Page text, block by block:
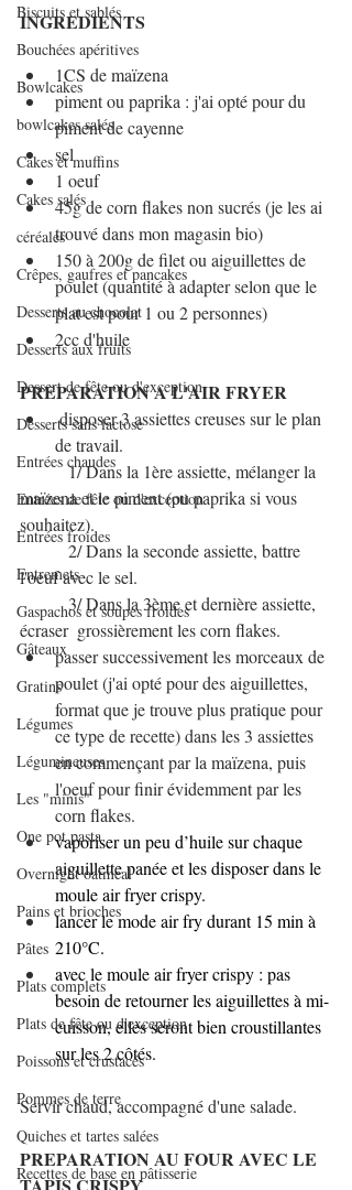
Biscuits et sablés
Bouchées apéritives
Bowlcakes
bowlcakes salés
Cakes et muffins
Cakes salés
céréales
Crêpes, gaufres et pancakes
Desserts au chocolat
Desserts aux fruits
Dessert de fête ou d'exception
Desserts sans lactose
Entrées chaudes
Entrées de fête ou d'exception
Entrées froides
Entremets
Gaspachos et soupes froides
Gâteaux
Gratins
Légumes
Légumineuses
Les "minis"
One pot pasta
Overnight oatmeal
Pains et brioches
Pâtes
Plats complets
Plats de fête ou d'exception
Poissons et crustacés
Pommes de terre
Quiches et tartes salées
Recettes de base en pâtisserie
INGREDIENTS
1CS de maïzena
piment ou paprika : j'ai opté pour du
piment de cayenne
sel
1 oeuf
45g de corn flakes non sucrés (je les ai
trouvé dans mon magasin bio)
150 à 200g de filet ou aiguillettes de
poulet (quantité à adapter selon que le
plat est pour 1 ou 2 personnes)
2cc d'huile
PREPARATION A L'AIR FRYER
disposer 3 assiettes creuses sur le plan
de travail.
           1/ Dans la 1ère assiette, mélanger la
maïzena et le piment (ou paprika si vous
souhaitez).
l'oeuf avec le sel.
           3/ Dans la 3ème et dernière assiette,
écraser  grossièrement les corn flakes.
passer successivement les morceaux de
poulet (j'ai opté pour des aiguillettes,
format que je trouve plus pratique pour
ce type de recette) dans les 3 assiettes
en commençant par la maïzena, puis
l'oeuf pour finir évidemment par les
corn flakes.
vaporiser un peu d’huile sur chaque
aiguillette panée et les disposer dans le
moule air fryer crispy.
lancer le mode air fry durant 15 min à
210°C.
avec le moule air fryer crispy : pas
besoin de retourner les aiguillettes à mi-
cuisson, elles seront bien croustillantes
sur les 2 côtés.
Servir chaud, accompagné d'une salade.
PREPARATION AU FOUR AVEC LE